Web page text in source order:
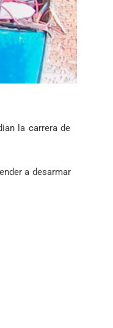
la carrera de
a desarmar